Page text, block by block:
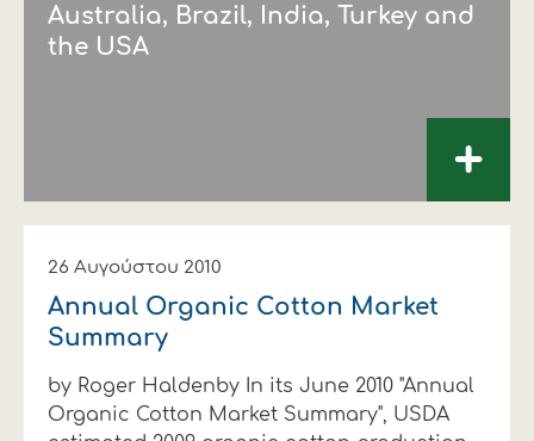
Australia, Brazil, India, Turkey and
the USA
+
26 Αυγούστου 2010
Annual Organic Cotton Market
Summary
by Roger Haldenby In its June 2010 "Annual
Organic Cotton Market Summary", USDA